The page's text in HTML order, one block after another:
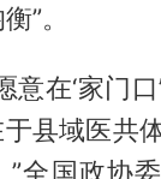
”。
意在‘家门
县域医共
全国政协